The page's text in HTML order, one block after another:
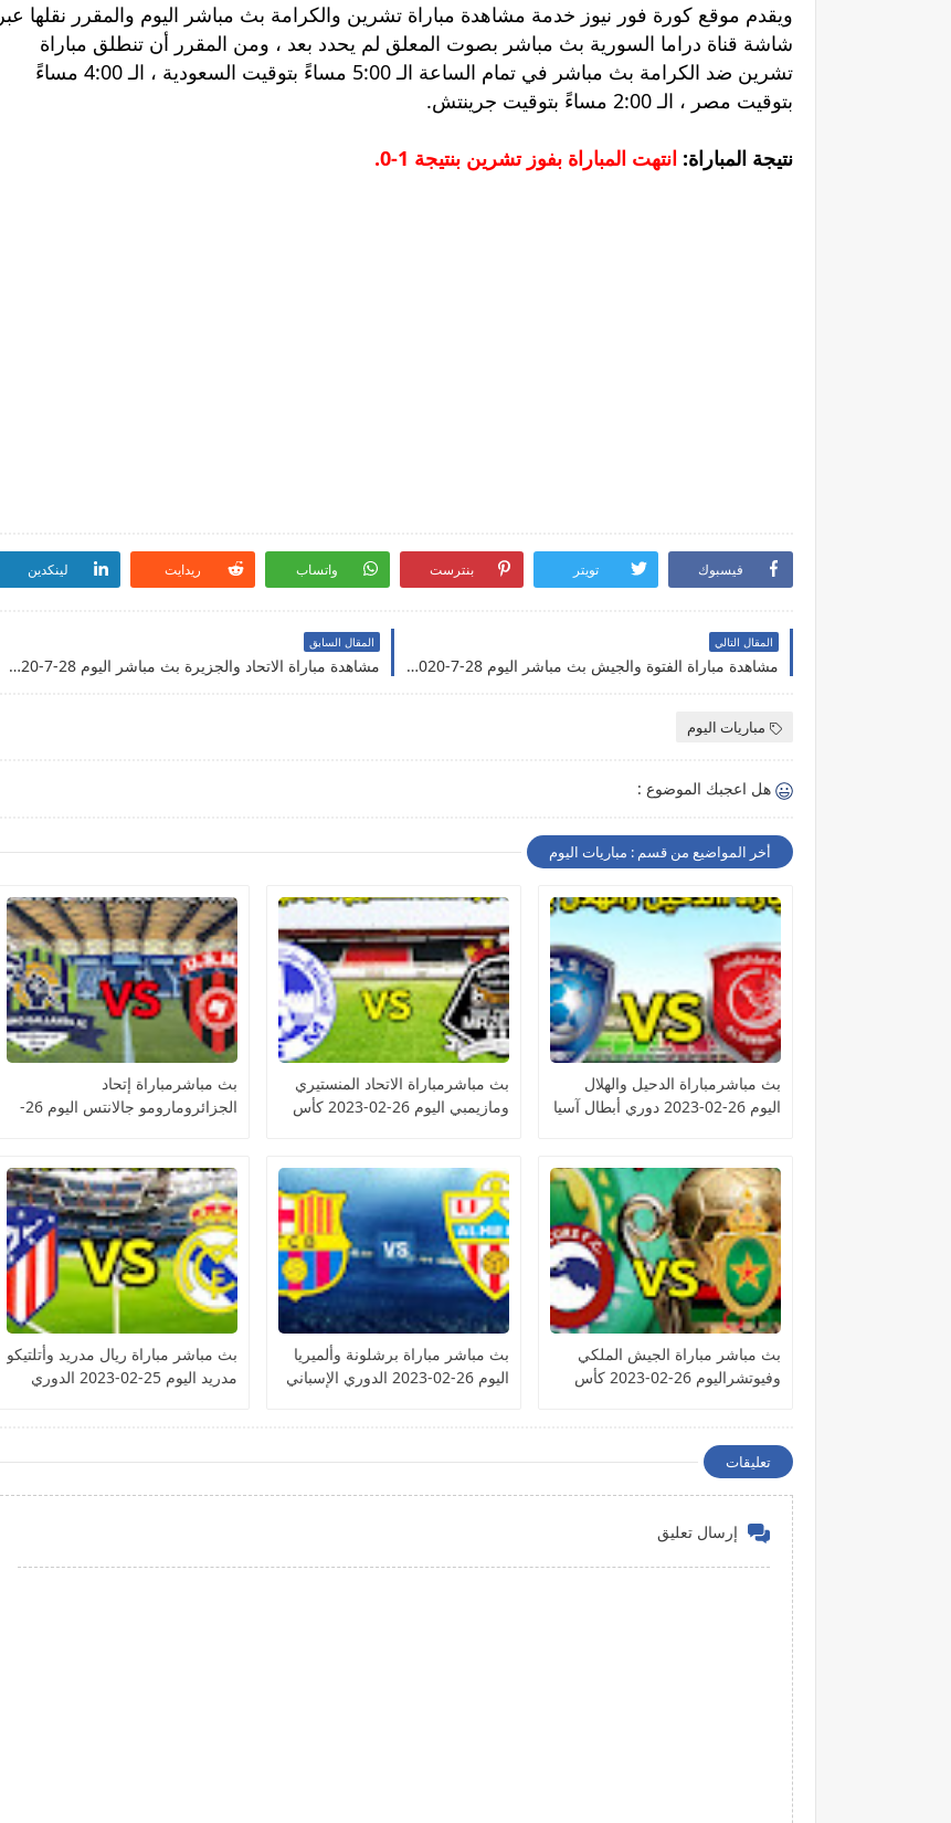
ويقدم موقع كورة فور نيوز خدمة مشاهدة مباراة تشرين والكرامة بث مباشر اليوم والمقرر نقلها عبر
شاشة قناة دراما السورية بث مباشر بصوت المعلق لم يحدد بعد ، ومن المقرر أن تنطلق مباراة
تشرين ضد الكرامة بث مباشر في تمام الساعة الـ 5:00 مساءً بتوقيت السعودية ، الـ 4:00 مساءً
بتوقيت مصر ، الـ 2:00 مساءً بتوقيت جرينتش.
نتيجة المباراة: انتهت المباراة بفوز تشرين بنتيجة 1-0.
فيسبوك تويتر بنترست واتساب ريدايت لينكدين
المقال التالي
مشاهدة مباراة الفتوة والجيش بث مباشر اليوم 28-7-2020 بالدوري السوري
المقال السابق
مشاهدة مباراة الاتحاد والجزيرة بث مباشر اليوم 28-7-2020 بالدوري السوري
مباريات اليوم
هل اعجبك الموضوع :
أخر المواضيع من قسم : مباريات اليوم
بث مباشرمباراة الدحيل والهلال
اليوم 26-02-2023 دوري أبطال آسيا
بث مباشرمباراة الاتحاد المنستيري
ومازيمبي اليوم 26-02-2023 كأس
بث مباشرمباراة إتحاد
الجزائرومارومو جالانتس اليوم 26-
بث مباشر مباراة الجيش الملكي
وفيوتشراليوم 26-02-2023 كأس
بث مباشر مباراة برشلونة وألميريا
اليوم 26-02-2023 الدوري الإسباني
بث مباشر مباراة ريال مدريد وأتلتيكو
مدريد اليوم 25-02-2023 الدوري
تعليقات
إرسال تعليق